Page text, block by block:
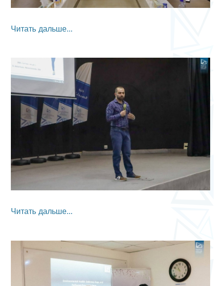
Читать дальше...
Читать дальше...